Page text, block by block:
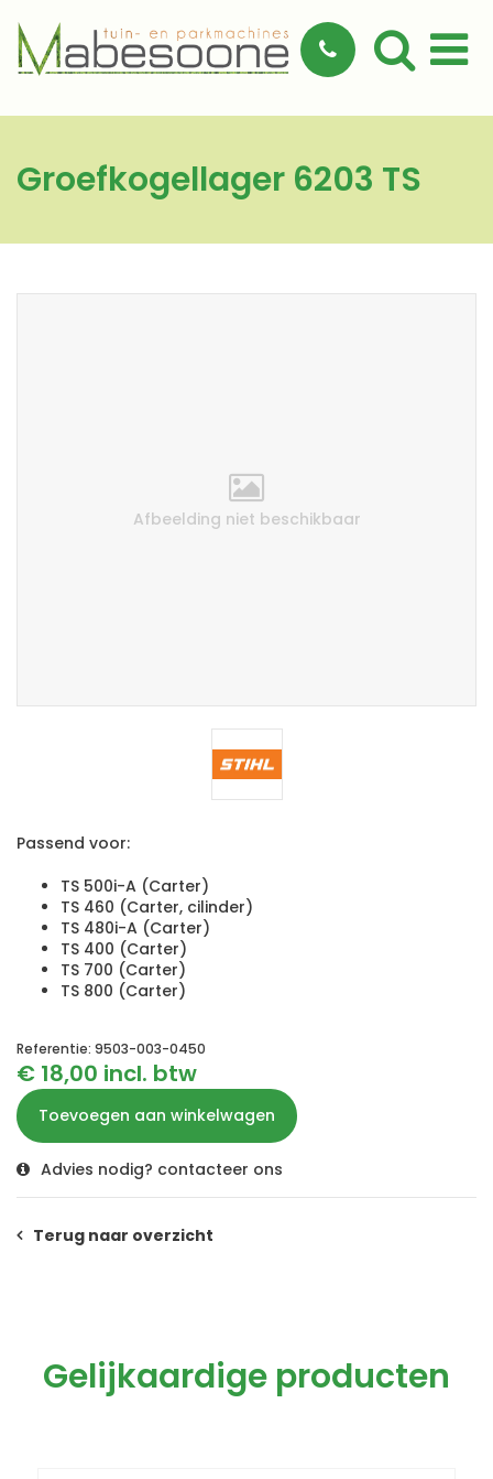
Groefkogellager 6203 TS
Passend voor:
TS 500i-A (Carter)
TS 460 (Carter, cilinder)
TS 480i-A (Carter)
TS 400 (Carter)
TS 700 (Carter)
TS 800 (Carter)
Referentie: 9503-003-0450
€ 18,00 incl. btw
Toevoegen aan winkelwagen
Advies nodig? contacteer ons
Terug naar overzicht
Afbeelding niet beschikbaar
Gelijkaardige producten